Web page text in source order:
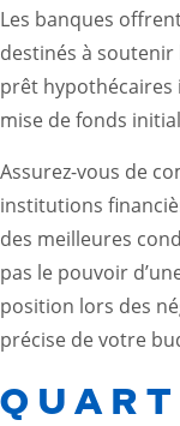
Les banques
destinés à soutenir
prêt
mise de fonds
Assurez-vous de
institutions
des meilleures
pas le pouvoir
position lors des
précise de votre